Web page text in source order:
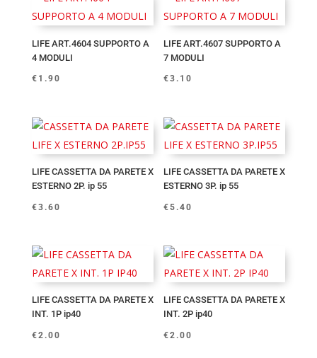
LIFE ART.4604 SUPPORTO A
4 MODULI
€ 1.90
LIFE ART.4607 SUPPORTO A
7 MODULI
€3.10
LIFE CASSETTA DA PARETE X
ESTERNO 2P. ip 55
€3.60
LIFE CASSETTA DA PARETE X
ESTERNO 3P. ip 55
€5.40
LIFE CASSETTA DA PARETE X
INT. 1P ip40
€2.00
LIFE CASSETTA DA PARETE X
INT. 2P ip40
€2.00